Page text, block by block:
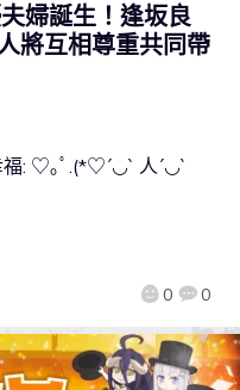
婦誕生！逢坂良
將互相尊重共同帶
0 0
福: ♡｡ﾟ.(*♡´◡` 人´◡`